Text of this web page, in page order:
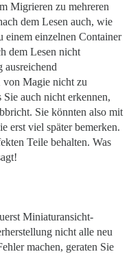
Migrieren zu mehreren
dem Lesen auch, wie
einem einzelnen Container
dem Lesen nicht
ausreichend
von Magie nicht zu
auch nicht erkennen,
Sie könnten also mit
erst viel später bemerken.
Teile behalten. Was
Miniaturansicht-
nicht alle neu
machen, geraten Sie